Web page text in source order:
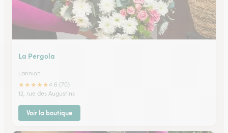
La Pergola
Lannion
★★★★★4.6 (70)
12, rue des Augustins
Voir la boutique